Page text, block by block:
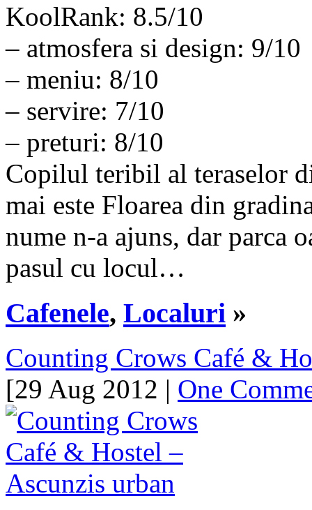
KoolRank: 8.5/10
– atmosfera si design: 9/10
– meniu: 8/10
– servire: 7/10
– preturi: 8/10
Copilul teribil al teraselor
mai este Floarea din
nume n-a ajuns, dar parca
pasul cu locul…
Cafenele, Localuri »
Counting Crows Café &
[29 Aug 2012 | One